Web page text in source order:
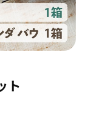
ト